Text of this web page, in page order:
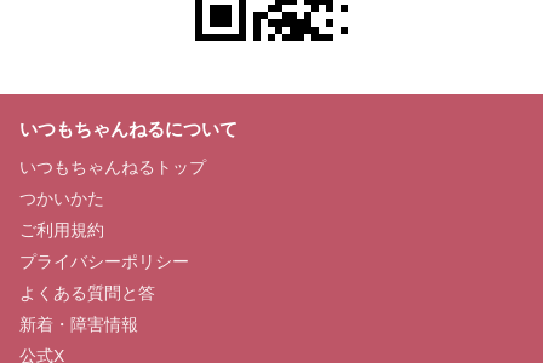
いつもちゃんねるについて
いつもちゃんねるトップ
つかいかた
ご利用規約
プライバシーポリシー
よくある質問と答
新着・障害情報
公式X